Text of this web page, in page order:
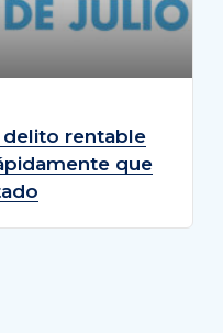
delito rentable
que